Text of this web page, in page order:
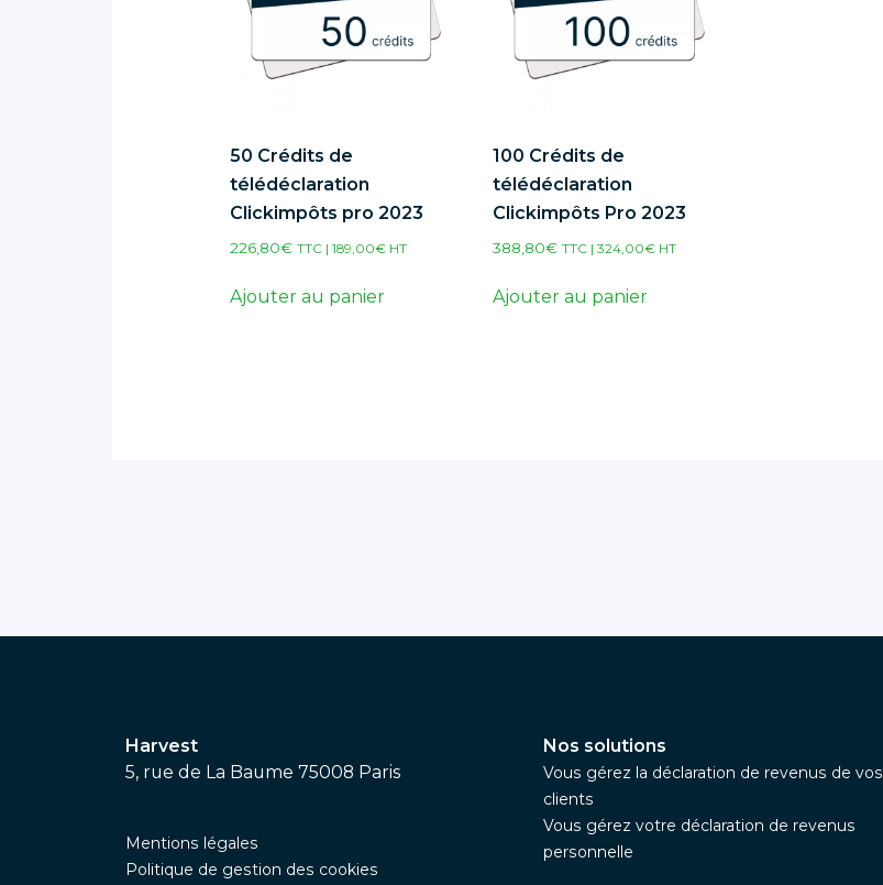
50 Crédits de
télédéclaration
Clickimpôts pro 2023
226,80€ TTC | 189,00€ HT
Ajouter au panier
100 Crédits de
télédéclaration
Clickimpôts Pro 2023
388,80€ TTC |324,00€ HT
Ajouter au panier
Harvest
5, rue de La Baume 75008 Paris
Mentions légales
Politique de gestion des cookies
Nos solutions
Vous gérez la déclaration de revenus de vos
clients
Vous gérez votre déclaration de revenus
personnelle